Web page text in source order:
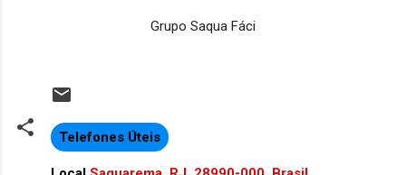
Grupo Saqua Fáci
Telefones Úteis